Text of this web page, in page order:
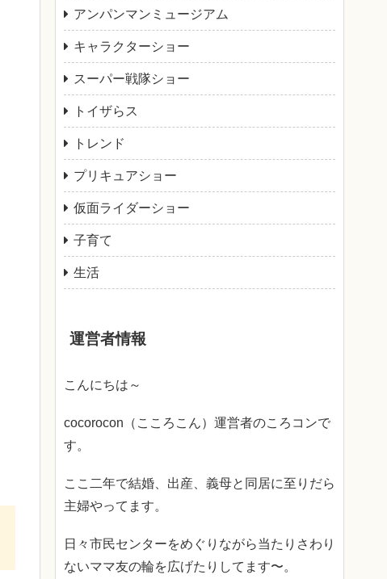
アンパンマンミュージアム
キャラクターショー
スーパー戦隊ショー
トイザらス
トレンド
プリキュアショー
仮面ライダーショー
子育て
生活
運営者情報
こんにちは～
cocorocon（こころこん）運営者のころコンで
す。
ここ二年で結婚、出産、義母と同居に至りだら
主婦やってます。
日々市民センターをめぐりながら当たりさわり
ないママ友の輪を広げたりしてます〜。